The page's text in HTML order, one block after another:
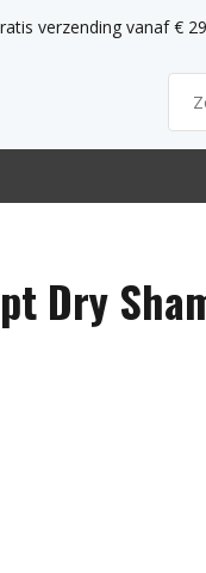
ABC verkooppunt
Dry